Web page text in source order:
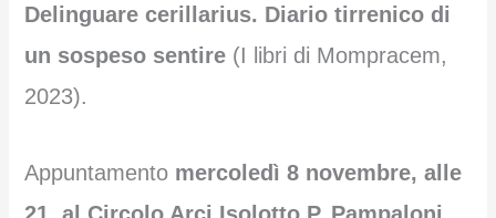
Delinguare cerillarius. Diario tirrenico di
un sospeso sentire (I libri di Mompracem,
2023).
Appuntamento mercoledì 8 novembre, alle